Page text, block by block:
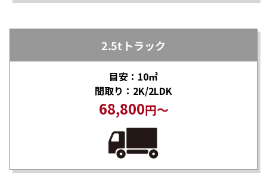
2.5tトラック
目安：10㎡
間取り：2K/2LDK
68,800円～